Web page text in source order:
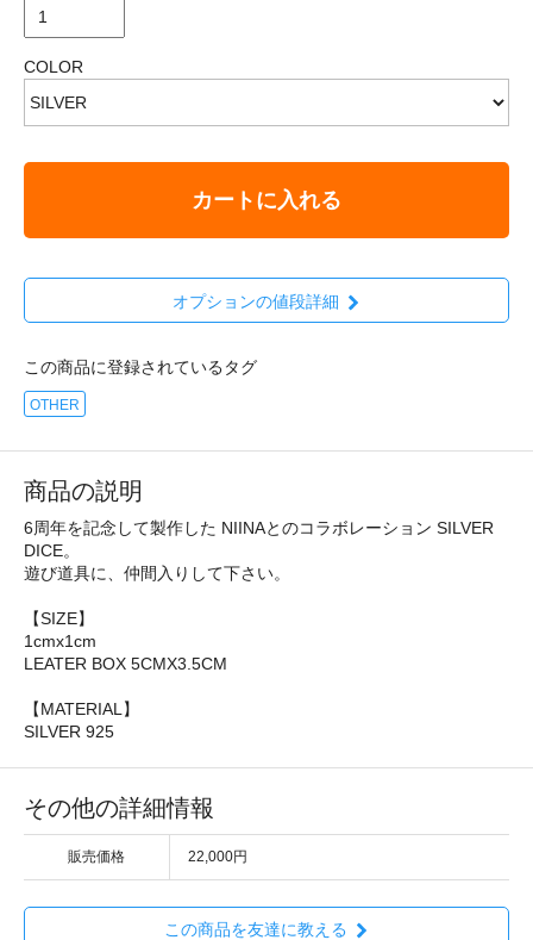
COLOR
カートに入れる
オプションの値段詳細
この商品に登録されているタグ
OTHER
商品の説明
6周年を記念して製作した NIINAとのコラボレーション SILVER
DICE。
遊び道具に、仲間入りして下さい。
【SIZE】
1cmx1cm
LEATER BOX 5CMX3.5CM
【MATERIAL】
SILVER 925
その他の詳細情報
販売価格 22,000円
この商品を友達に教える